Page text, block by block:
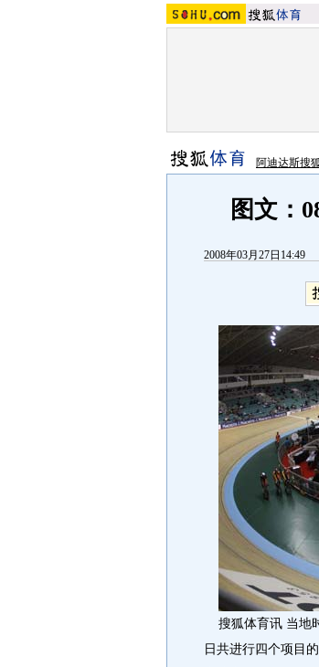
阿迪达斯搜
图文：
2008年03月27日14:49
搜狐体育讯 当地
日共进行四个项目